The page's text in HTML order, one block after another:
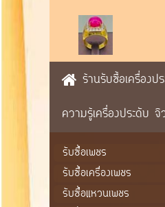
ร้านรับซื้อเครื่องป
ความรู้เครื่องประดับ จิ
รับซื้อเพชร
รับซื้อเครื่องเพชร
รับซื้อแหวนเพชร